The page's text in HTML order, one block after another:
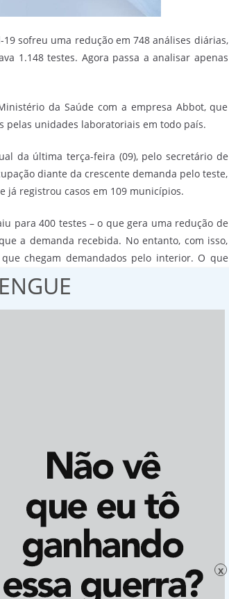
sofreu uma redução em 748 análises diárias,
1.148 testes. Agora passa a analisar apenas
da Saúde com a empresa Abbot, que
pelas unidades laboratoriais em todo país.
da última terça-feira (09), pelo secretário de
diante da crescente demanda pelo teste,
já registrou casos em 109 municípios.
para 400 testes – o que gera uma redução de
a demanda recebida. No entanto, com isso,
chegam demandados pelo interior. O que
dias”, pontou o gestor.
empresa detentora da patente de utilização, o
por dia. Ainda de acordo com o Laboratório,
horas a cinco dias.
ela saiu do automatizado para o manual.
que criar critérios para priorizar essas
termos um resultado rápido. No entanto, os
de assintomáticos, que está grande, fica
do Lacen”, enfatiza o secretário adjunto de
de trabalho para resgatar a capacidade de
de equipamento com o objetivo de
a capacidade de dobrar turno, e a
x